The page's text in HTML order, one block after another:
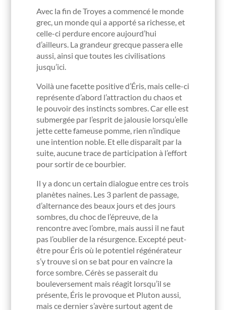
Avec la fin de Troyes a commencé le monde
grec, un monde qui a apporté sa richesse, et
celle-ci perdure encore aujourd’hui
d’ailleurs. La grandeur grecque passera elle
aussi, ainsi que toutes les civilisations
jusqu’ici.
Voilà une facette positive d’Éris, mais celle-ci
représente d’abord l’attraction du chaos et
le pouvoir des instincts sombres. Car elle est
submergée par l’esprit de jalousie lorsqu’elle
jette cette fameuse pomme, rien n’indique
une intention noble. Et elle disparaît par la
suite, aucune trace de participation à l’effort
pour sortir de ce bourbier.
Il y a donc un certain dialogue entre ces trois
planètes naines. Les 3 parlent de passage,
d’alternance des beaux jours et des jours
sombres, du choc de l’épreuve, de la
rencontre avec l’ombre, mais aussi il ne faut
pas l’oublier de la résurgence. Excepté peut-
être pour Éris où le potentiel régénérateur
s’y trouve si on se bat pour en vaincre la
force sombre. Cérès se passerait du
bouleversement mais réagit lorsqu’il se
présente, Éris le provoque et Pluton aussi,
mais ce dernier s’avère surtout agent de